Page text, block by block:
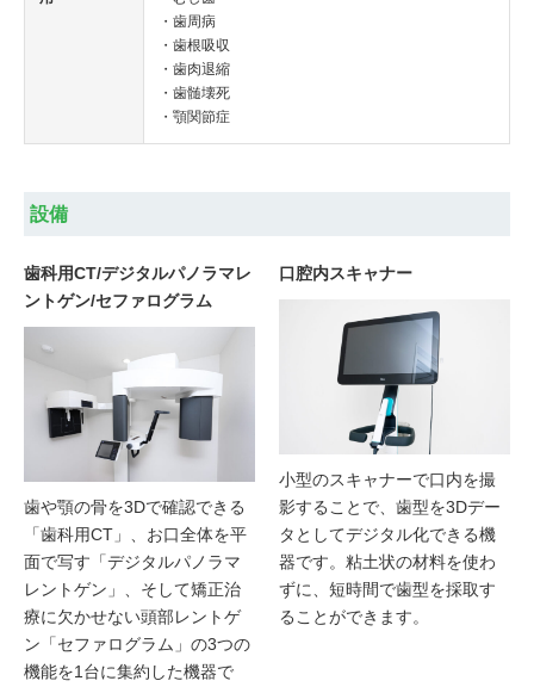
・歯周病
・歯根吸収
・歯肉退縮
・歯髄壊死
・顎関節症
設備
歯科用CT/デジタルパノラマレ
ントゲン/セファログラム
歯や顎の骨を3Dで確認できる
「歯科用CT」、お口全体を平
面で写す「デジタルパノラマ
レントゲン」、そして矯正治
療に欠かせない頭部レントゲ
ン「セファログラム」の3つの
機能を1台に集約した機器で
口腔内スキャナー
小型のスキャナーで口内を撮
影することで、歯型を3Dデー
タとしてデジタル化できる機
器です。粘土状の材料を使わ
ずに、短時間で歯型を採取す
ることができます。